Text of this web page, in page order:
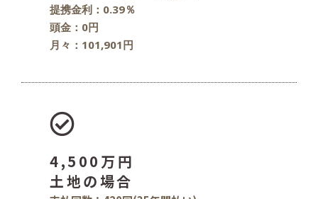
提携金利：0.39％
頭金：0円
月々：101,901円
4,500万円
土地の場合